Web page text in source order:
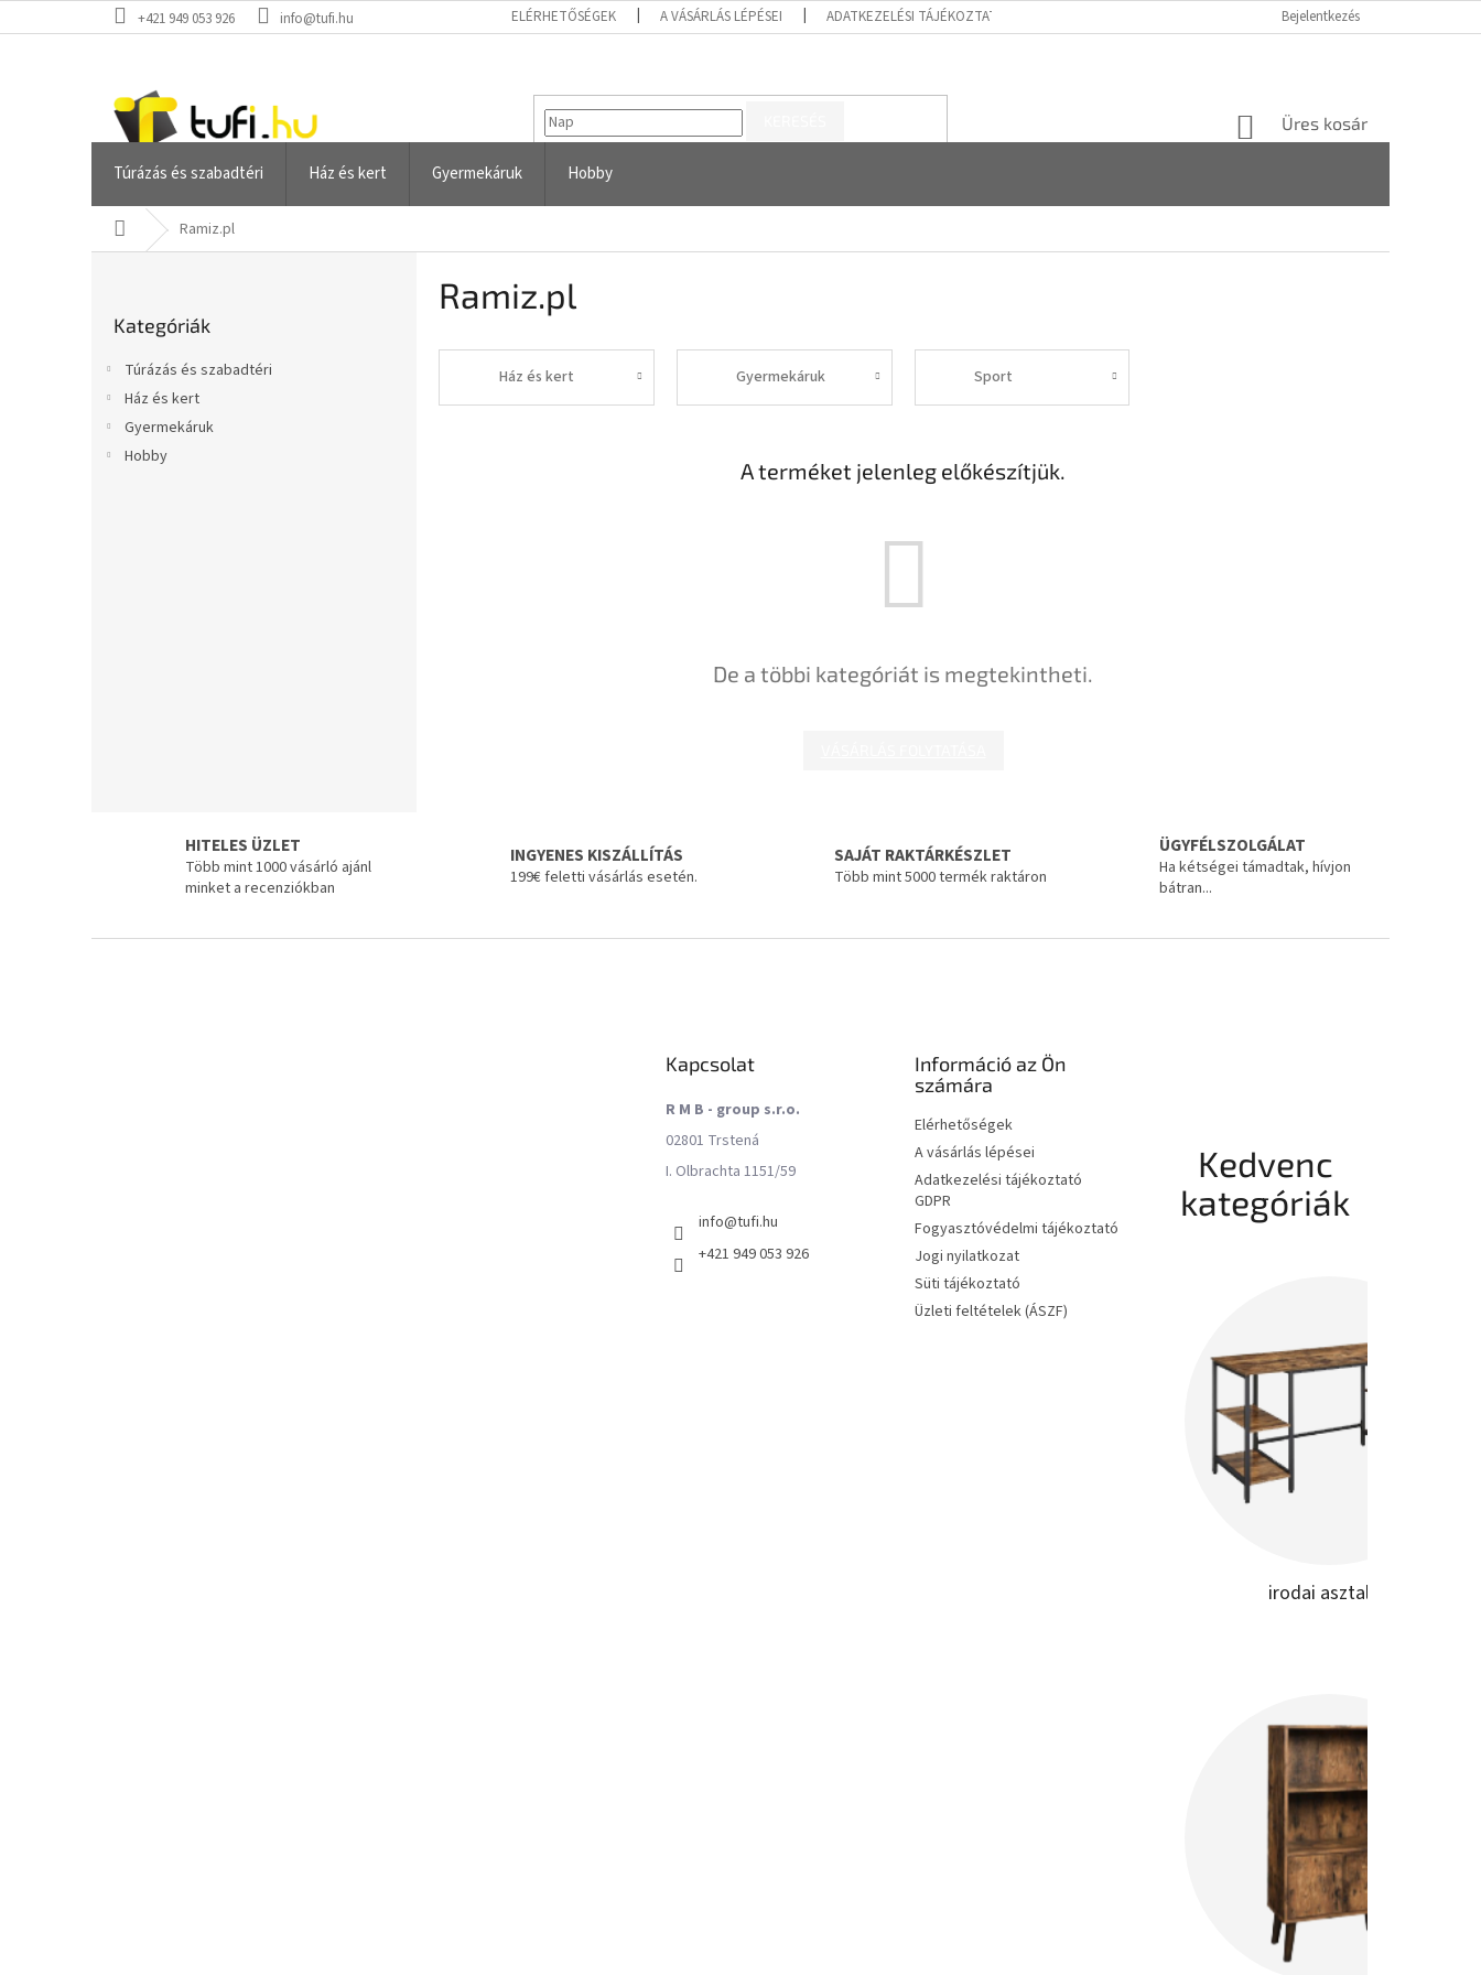
a
+421 949 053 926 info@tufi.hu ELÉRHETŐSÉGEK A VÁSÁRLÁS LÉPÉSEI ADATKEZELÉSI TÁJÉKOZTATÓ GDPR FOGYASZTÓVÉDELMI TÁJÉKOZTATÓ JOGI NYILATKOZAT
Bejelentkezés
KOSÁR
Üres kosár
Túrázás és szabadtéri Ház és kert Gyermekáruk Hobby
KezdőlapRamiz.pl
átugrása
Kategóriák
Túrázás és szabadtéri
Ház és kert
Gyermekáruk
Hobby
Ramiz.pl
Ház és kert Gyermekáruk Sport
A terméket jelenleg előkészítjük.
De a többi kategóriát is megtekintheti.
HITELES ÜZLET
Több mint 1000 vásárló ajánl
minket a recenziókban
INGYENES KISZÁLLÍTÁS
199€ feletti vásárlás esetén.
SAJÁT RAKTÁRKÉSZLET
Több mint 5000 termék raktáron
ÜGYFÉLSZOLGÁLAT
Ha kétségei támadtak, hívjon
bátran...
Kapcsolat
R M B - group s.r.o.
02801 Trstená
I. Olbrachta 1151/59
info@tufi.hu
+421 949 053 926
Információ az Ön
számára
Elérhetőségek
A vásárlás lépései
Adatkezelési tájékoztató
GDPR
Fogyasztóvédelmi tájékoztató
Jogi nyilatkozat
Süti tájékoztató
Üzleti feltételek (ÁSZF)
Kedvenc
kategóriák
irodai asztalok